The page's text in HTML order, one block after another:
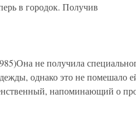
в городок. Получив
не получила
однако это не помешало
напоминающий о